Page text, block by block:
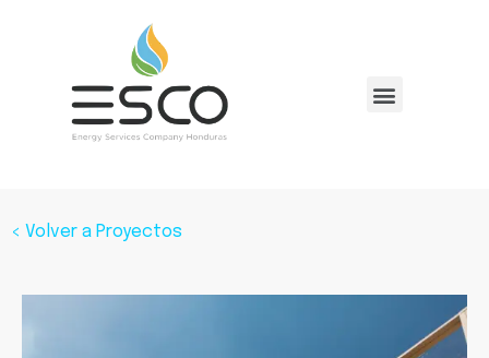
< Volver a Proyectos